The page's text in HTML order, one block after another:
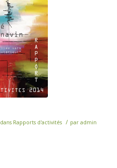
dans Rapports d'activités / par admin